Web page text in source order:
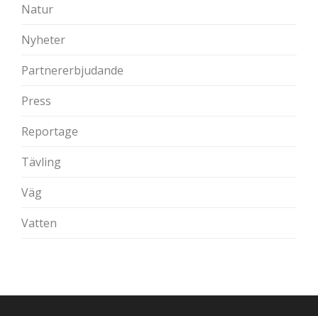
Natur
Nyheter
Partnererbjudande
Press
Reportage
Tävling
Väg
Vatten